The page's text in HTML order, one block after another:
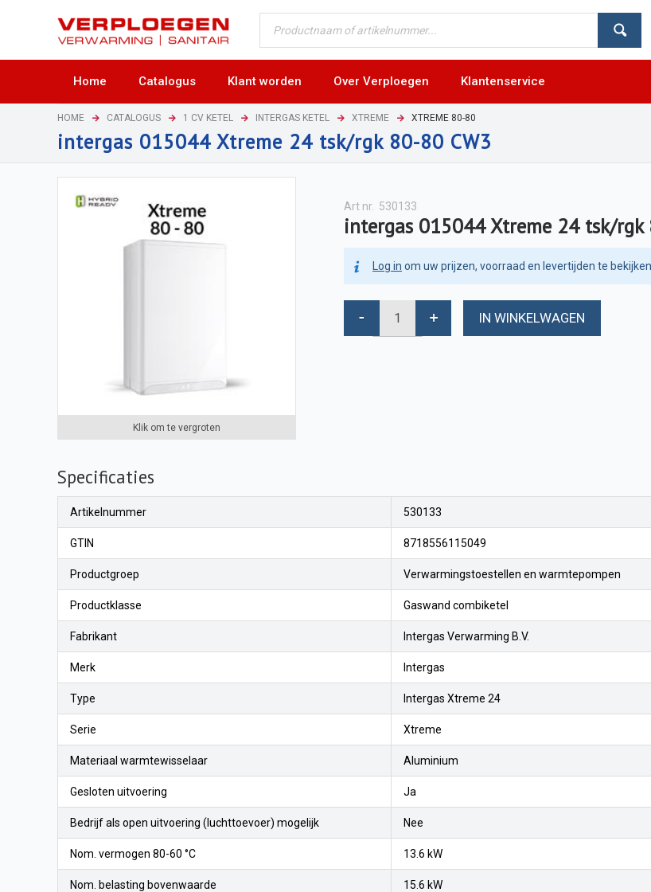
Home Catalogus Klant worden Over Verploegen Klantenservice
HOME CATALOGUS 1 CV KETEL INTERGAS KETEL XTREME XTREME 80-80
intergas 015044 Xtreme 24 tsk/rgk 80-80 CW3
Klik om te vergroten
Art nr. 530133
intergas 015044 Xtreme 24 tsk/rgk
Log in om uw prijzen, voorraad en levertijden te
IN WINKELWAGEN
Specificaties
Artikelnummer 530133
GTIN 8718556115049
Productgroep Verwarmingstoestellen en warmtepompen
Productklasse Gaswand combiketel
Fabrikant Intergas Verwarming B.V.
Merk Intergas
Type Intergas Xtreme 24
Serie Xtreme
Materiaal warmtewisselaar Aluminium
Gesloten uitvoering Ja
Bedrijf als open uitvoering (luchttoevoer) mogelijk Nee
Nom. vermogen 80-60 °C 13.6 kW
Nom. belasting bovenwaarde 15.6 kW